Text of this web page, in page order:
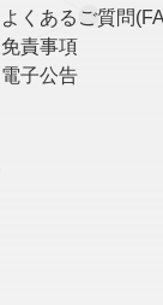
よくあるご質問
免責事項
電子公告